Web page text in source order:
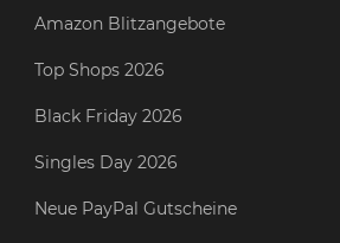
Amazon Blitzangebote
Top Shops 2026
Black Friday 2026
Singles Day 2026
Neue PayPal Gutscheine